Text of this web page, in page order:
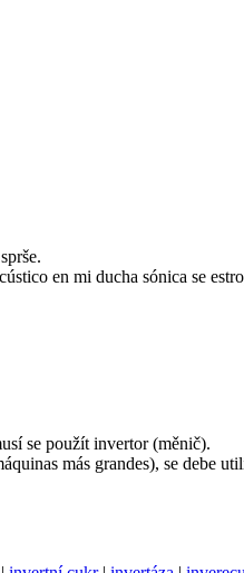
en mi ducha sónica se
se použít invertor (měnič).
más grandes), se debe